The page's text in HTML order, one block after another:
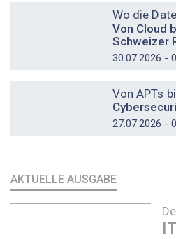
Wo die
Von Cloud
Schweizer
30.07.2026 -
Von APTs
27.07.2026 -
AKTUELLE AUSGABE